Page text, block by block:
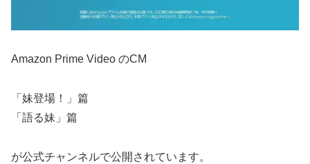
Amazon Prime Video のCM
「妹登場！」篇
「語る妹」篇
が公式チャンネルで公開されています。